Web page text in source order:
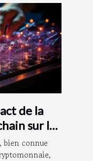
de la
sur la
connue